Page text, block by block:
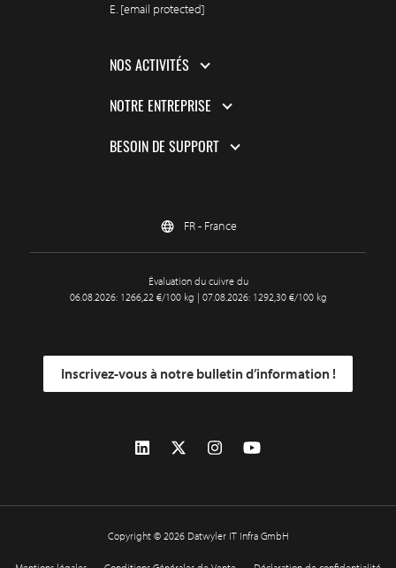
E. [email protected]
NOS ACTIVITÉS
NOTRE ENTREPRISE
BESOIN DE SUPPORT
FR - France
Évaluation du cuivre du
06.08.2026: 1266,22 €/100 kg | 07.08.2026: 1292,30 €/100 kg
Inscrivez-vous à notre bulletin d’information !
Copyright © 2026 Datwyler IT Infra GmbH